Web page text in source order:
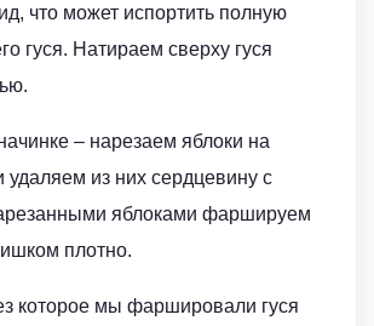
что может испортить полную
гуся. Натираем сверху гуся
– нарезаем яблоки на
удаляем из них сердцевину с
яблоками фаршируем
плотно.
которое мы фаршировали гуся